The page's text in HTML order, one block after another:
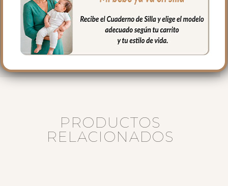
Medidas bolso:
38 cms Ancho
27 cms Alto
12 cms de lomo
PRODUCTOS
RELACIONADOS